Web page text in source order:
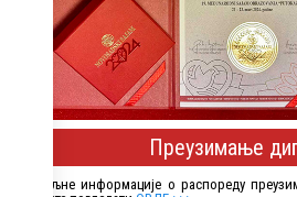
Преузимање
Детаљне информације о распореду